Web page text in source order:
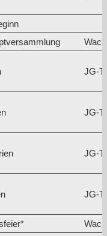
JG-
JG-
JG-
JG-